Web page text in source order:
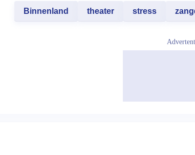
Binnenland
theater stress